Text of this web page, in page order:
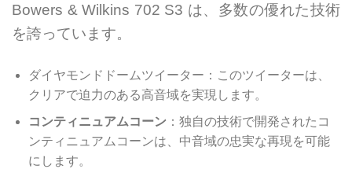
Bowers & Wilkins 702 S3 は、多数の優れた技術
を誇っています。
ダイヤモンドドームツイーター：このツイーターは、
クリアで迫力のある高音域を実現します。
コンティニュアムコーン ：独自の技術で開発されたコ
ンティニュアムコーンは、中音域の忠実な再現を可能
にします。